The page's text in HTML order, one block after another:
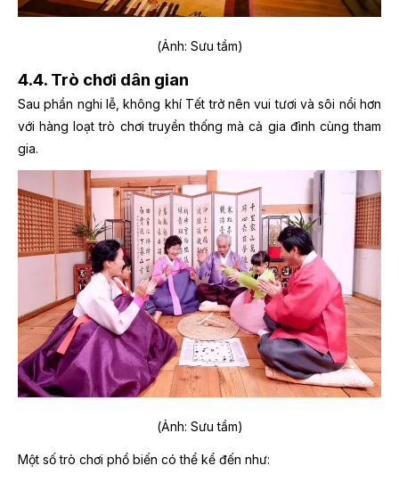
(Ảnh: Sưu tầm)
4.4. Trò chơi dân gian
Sau phần nghi lễ, không khí Tết trở nên vui tươi và sôi nổi hơn
với hàng loạt trò chơi truyền thống mà cả gia đình cùng tham
gia.
(Ảnh: Sưu tầm)
Một số trò chơi phổ biến có thể kể đến như: